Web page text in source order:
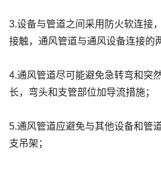
3.设备与管道之间采用防火软连接
接触，通风管道与通风设备连接的
4.通风管道尽可能避免急转弯和突
长，弯头和支管部位加导流措施；
5.通风管道应避免与其他设备和管
支吊架；